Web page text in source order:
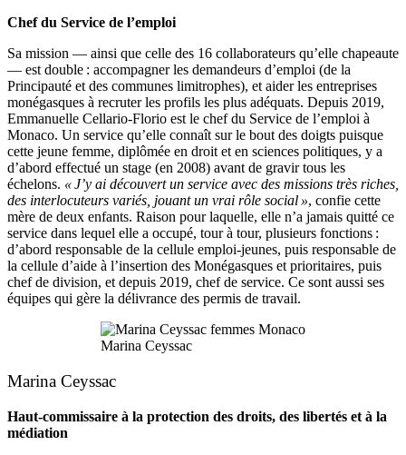
Chef du Service de l’emploi
Sa mission — ainsi que celle des 16 collaborateurs qu’elle chapeaute
— est double : accompagner les demandeurs d’emploi (de la
Principauté et des communes limitrophes), et aider les entreprises
monégasques à recruter les profils les plus adéquats. Depuis 2019,
Emmanuelle Cellario-Florio est le chef du Service de l’emploi à
Monaco. Un service qu’elle connaît sur le bout des doigts puisque
cette jeune femme, diplômée en droit et en sciences politiques, y a
d’abord effectué un stage (en 2008) avant de gravir tous les
échelons. « J’y ai découvert un service avec des missions très riches,
des interlocuteurs variés, jouant un vrai rôle social », confie cette
mère de deux enfants. Raison pour laquelle, elle n’a jamais quitté ce
service dans lequel elle a occupé, tour à tour, plusieurs fonctions :
d’abord responsable de la cellule emploi-jeunes, puis responsable de
la cellule d’aide à l’insertion des Monégasques et prioritaires, puis
chef de division, et depuis 2019, chef de service. Ce sont aussi ses
équipes qui gère la délivrance des permis de travail.
Marina Ceyssac
Marina Ceyssac
Haut-commissaire à la protection des droits, des libertés et à la
médiation